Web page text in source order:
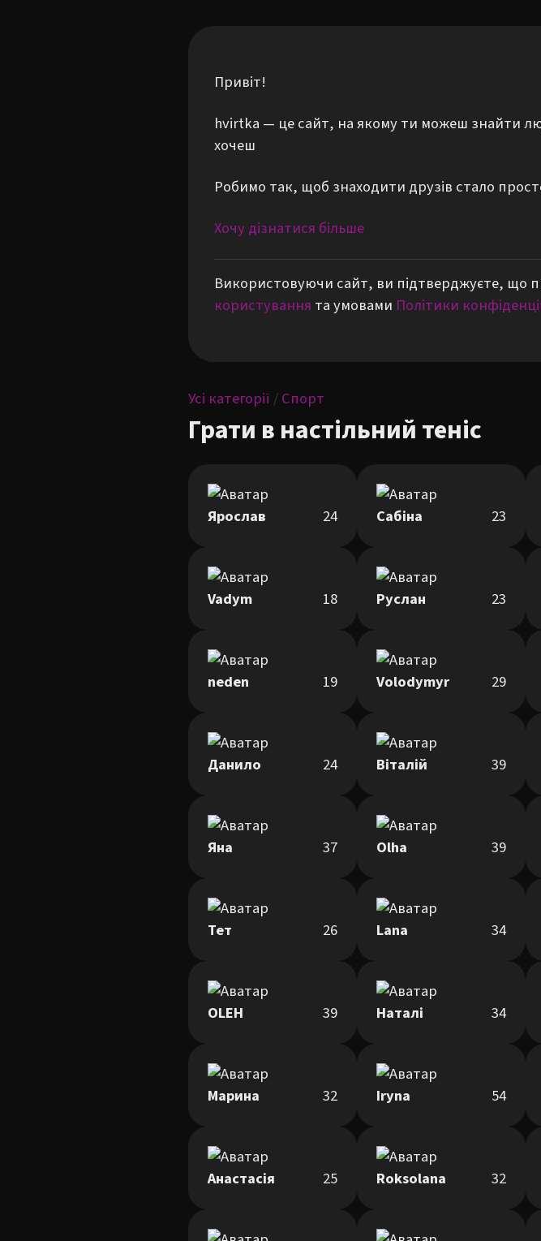
Привіт!
hvirtka — це сайт, на якому ти можеш знайти
хочеш
Робимо так, щоб знаходити друзів стало
Хочу дізнатися більше
Використовуючи сайт, ви підтверджуєте, що
користування та умовами Політики
Усі категорії /Спорт
Грати в настільний теніс
Ярослав 24 Сабіна 23
Vadym 18 Руслан 23
neden 19 Volodymyr 29
Данило 24 Віталій 39
Яна 37 Olha 39
Тет 26 Lana 34
OLEH 39 Наталі 34
Марина 32 Iryna 54
Анастасія 25 Roksolana 32